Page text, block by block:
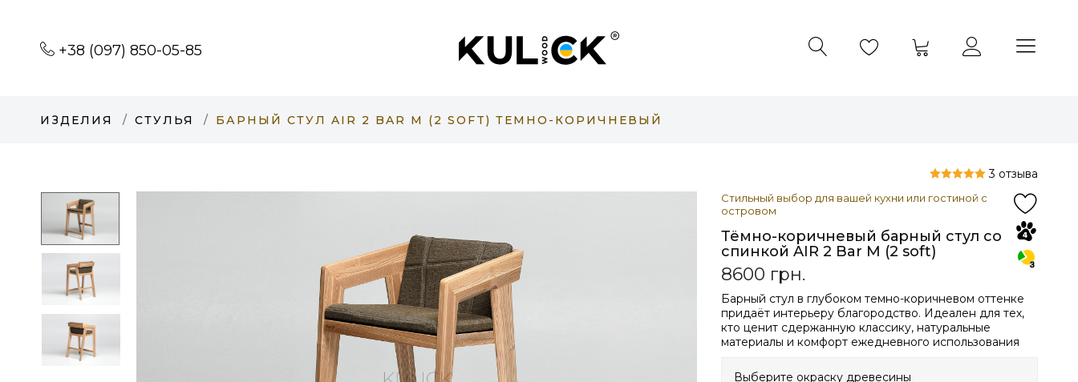
+38 (097) 850-05-85
ИЗДЕЛИЯ СТУЛЬЯ БАРНЫЙ СТУЛ AIR 2 BAR M (2 SOFT) ТЕМНО-КОРИЧНЕВЫЙ
Стильный выбор для вашей кухни или гостиной с
островом
Тёмно-коричневый барный стул со
спинкой AIR 2 Bar M (2 soft)
3 отзыва
8600 грн.
Барный стул в глубоком темно-коричневом оттенке
придаёт интерьеру благородство. Идеален для тех,
кто ценит сдержанную классику, натуральные
материалы и комфорт ежедневного использования
Выберите окраску древесины